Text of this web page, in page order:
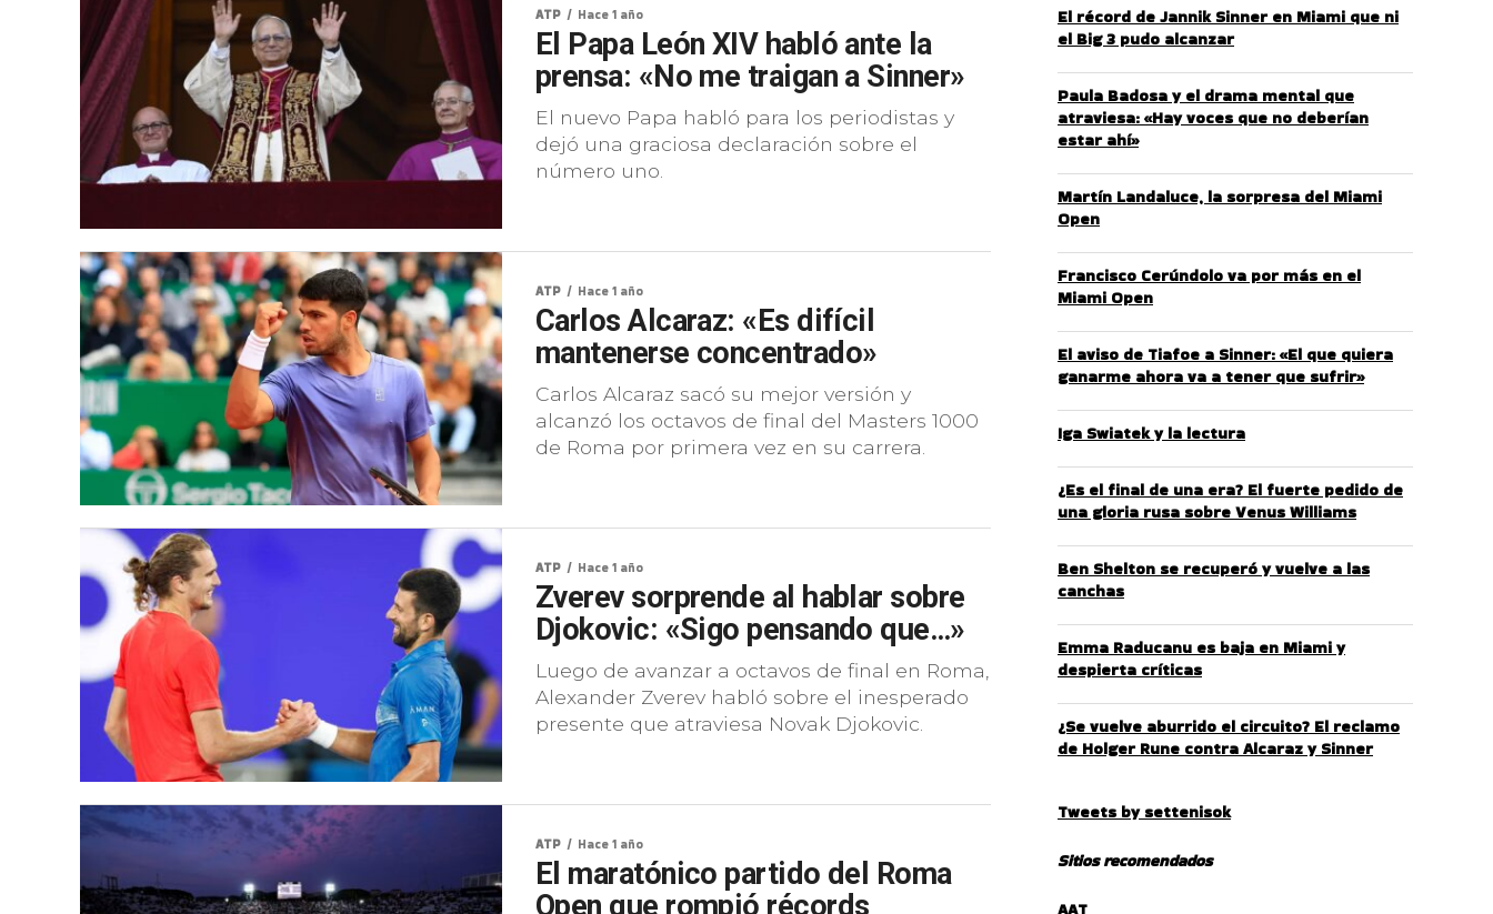
ATP Hace 1 año
El Papa León XIV habló ante la
prensa: «No me traigan a Sinner»
El nuevo Papa habló para los periodistas y
dejó una graciosa declaración sobre el
número uno.
ATP Hace 1 año
Carlos Alcaraz: «Es difícil
mantenerse concentrado»
Carlos Alcaraz sacó su mejor versión y
alcanzó los octavos de final del Masters 1000
de Roma por primera vez en su carrera.
ATP Hace 1 año
Zverev sorprende al hablar sobre
Djokovic: «Sigo pensando que…»
Luego de avanzar a octavos de final en Roma,
Alexander Zverev habló sobre el inesperado
presente que atraviesa Novak Djokovic.
ATP Hace 1 año
El maratónico partido del Roma
Open que rompió récords
El récord de Jannik Sinner en Miami que ni
el Big 3 pudo alcanzar
Paula Badosa y el drama mental que
atraviesa: «Hay voces que no deberían
estar ahí»
Martín Landaluce, la sorpresa del Miami
Open
Francisco Cerúndolo va por más en el
Miami Open
El aviso de Tiafoe a Sinner: «El que quiera
ganarme ahora va a tener que sufrir»
Iga Swiatek y la lectura
¿Es el final de una era? El fuerte pedido de
una gloria rusa sobre Venus Williams
Ben Shelton se recuperó y vuelve a las
canchas
Emma Raducanu es baja en Miami y
despierta críticas
¿Se vuelve aburrido el circuito? El reclamo
de Holger Rune contra Alcaraz y Sinner
Tweets by settenisok
Sitios recomendados
AAT